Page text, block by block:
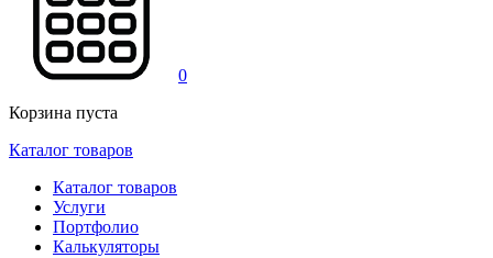
0
Корзина пуста
Каталог товаров
Каталог товаров
Услуги
Портфолио
Калькуляторы